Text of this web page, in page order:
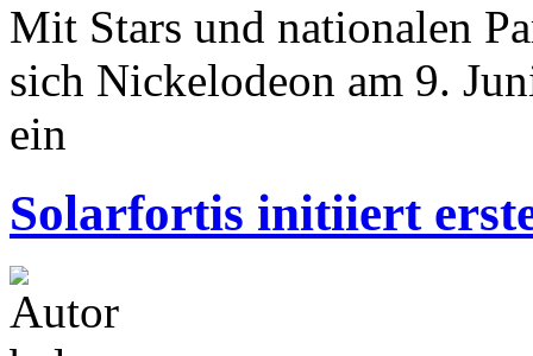
Mit Stars und nationalen
sich Nickelodeon am 9.
ein
Solarfortis initiiert